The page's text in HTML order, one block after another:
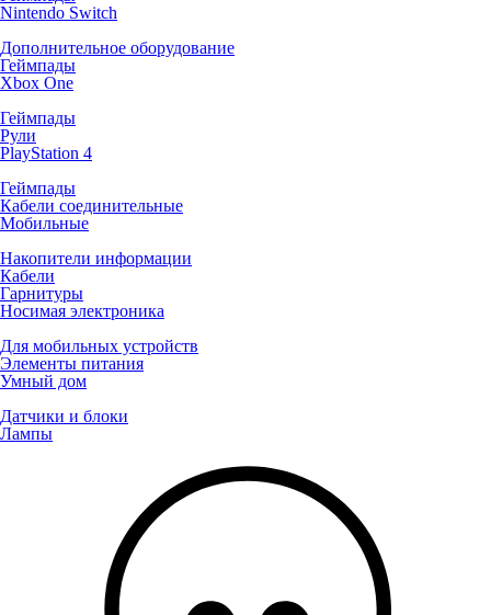
Nintendo Switch
Дополнительное оборудование
Геймпады
Xbox One
Геймпады
Рули
PlayStation 4
Геймпады
Кабели соединительные
Мобильные
Накопители информации
Кабели
Гарнитуры
Носимая электроника
Для мобильных устройств
Элементы питания
Умный дом
Датчики и блоки
Лампы